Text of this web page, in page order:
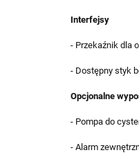
Interfejsy
- Przekaźnik dla
- Dostępny styk
Opcjonalne
- Pompa do
- Alarm